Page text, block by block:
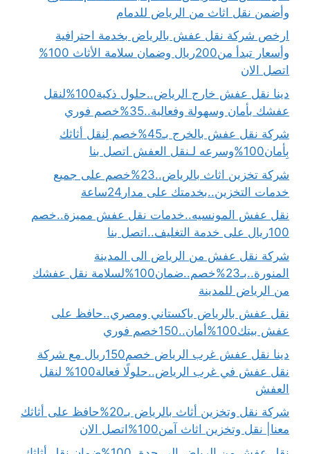
وأضمن نقل اثاث من الرياض للدمام
ارخص شركة نقل عفش بالرياض بخدمة احترافية
وأسعار تبدأ من200ريال وضمان سلامة الأثاث 100%
اتصل الان
دينا نقل عفش خارج الرياض..حلول ذكية100%لنقل
عفشك بأمان وسهولة وفعالية..35%خصم فوري
شركة نقل عفش بالخرج بـ45%خصم لِنقل أثاثك
بِأمان100%وسرعه لـنقل العفش اتصل بنا
شركة تخزين اثاث بالرياض..23%خصم على جميع
خدمات التخزين..بخدمتك على مدار24ساعة
نقل عفش المونسيه..خدمات نقل عفش مميزة..خصم
100ريال على خدمة التغليف..اتصل بنا
شركة نقل عفش من الرياض الى المدينة
المنورة..بـ23%خصم..ضمان100%لسلامة نقل عفشك
من الرياض للمدينة
نقل عفش بالرياض باكستاني ومصري..حافظ على
عفش بيتك100%أمان..150خصم فوري
دينا نقل عفش غرب الرياض خصم150ريال مع شركة
نقل عفش في غرب الرياض..حلولًا فعالة100% لنقل
العفش
شركة نقل وتخزين أثاث بالرياض بـ20%حافظ على أثاثك
معنا| نقل وتخزين اثاث آمن100%اتصل الان